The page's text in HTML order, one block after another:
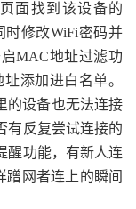
面找到该设备的
修改WiFi密码并
MAC地址过滤功
添加进白名单。
的设备也无法连接
有反复尝试连接的
醒功能，有新人连
蹭网者连上的瞬间